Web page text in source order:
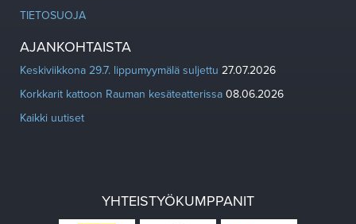
TIETOSUOJA
AJANKOHTAISTA
Keskiviikkona 29.7. lippumyymälä suljettu 27.07.2026
Korkkarit kattoon Rauman kesäteatterissa 08.06.2026
Kaikki uutiset
YHTEISTYÖKUMPPANIT